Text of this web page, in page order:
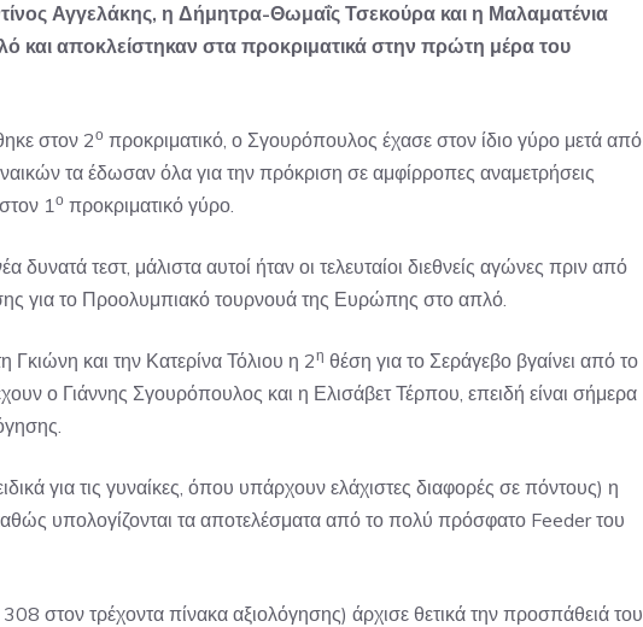
Αγγελάκης, η Δήμητρα-Θωμαΐς Τσεκούρα και η Μαλαματένια
και αποκλείστηκαν στα προκριματικά στην πρώτη μέρα του
στον 2ο προκριματικό, ο Σγουρόπουλος έχασε στον ίδιο γύρο μετά από
τα έδωσαν όλα για την πρόκριση σε αμφίρροπες αναμετρήσεις
1ο προκριματικό γύρο.
δυνατά τεστ, μάλιστα αυτοί ήταν οι τελευταίοι διεθνείς αγώνες πριν από
για το Προολυμπιακό τουρνουά της Ευρώπης στο απλό.
Γκιώνη και την Κατερίνα Τόλιου η 2η θέση για το Σεράγεβο βγαίνει από το
ο Γιάννης Σγουρόπουλος και η Ελισάβετ Τέρπου, επειδή είναι σήμερα
για τις γυναίκες, όπου υπάρχουν ελάχιστες διαφορές σε πόντους) η
υπολογίζονται τα αποτελέσματα από το πολύ πρόσφατο Feeder του
στον τρέχοντα πίνακα αξιολόγησης) άρχισε θετικά την προσπάθειά του